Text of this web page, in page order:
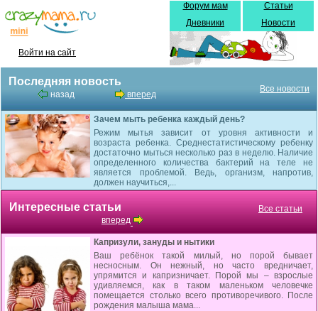
Войти на сайт
Форум мам
Дневники
Статьи
Новости
Последняя новость
назад вперед
Все новости
Зачем мыть ребенка каждый день?
Режим мытья зависит от уровня активности и
возраста ребенка. Среднестатистическому ребенку
достаточно мыться несколько раз в неделю. Наличие
определенного количества бактерий на теле не
является проблемой. Ведь, организм, напротив,
должен научиться,...
Интересные статьи
вперед
Все статьи
Капризули, зануды и нытики
Ваш ребёнок такой милый, но порой бывает
несносным. Он нежный, но часто вредничает,
упрямится и капризничает. Порой мы – взрослые
удивляемся, как в таком маленьком человечке
помещается столько всего противоречивого. После
рождения малыша мама...